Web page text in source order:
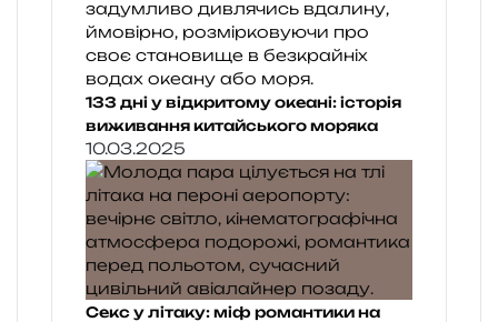
133 дні у відкритому океані: історія
виживання китайського моряка
10.03.2025
Секс у літаку: міф романтики на